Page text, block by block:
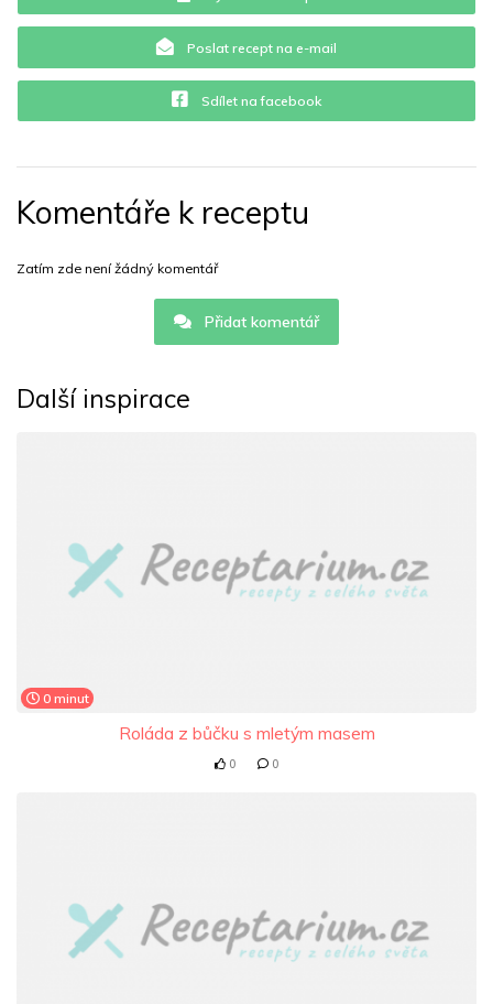
Poslat recept na e-mail
Sdílet na facebook
Komentáře k receptu
Zatím zde není žádný komentář
Přidat komentář
Další inspirace
0 minut
Roláda z bůčku s mletým masem
0 0